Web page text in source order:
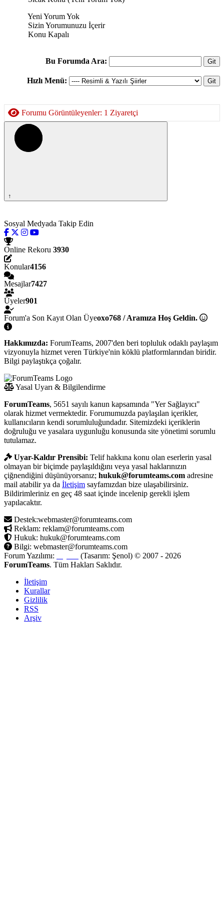
Yeni Yorum Yok
Sizin Yorumunuzu İçerir
Konu Kapalı
Bu Forumda Ara:
Hızlı Menü:
Forumu Görüntüleyenler: 1 Ziyaretçi
↑
Sosyal Medyada Takip Edin
Online Rekoru 3930
Konular4156
Mesajlar7427
Üyeler901
Forum'a Son Kayıt Olan Üyeoxo768 / Aramıza Hoş Geldin.
Hakkımızda: ForumTeams, 2007'den beri topluluk odaklı paylaşım
vizyonuyla hizmet veren Türkiye'nin köklü platformlarından biridir.
Bilgi paylaştıkça çoğalır.
Yasal Uyarı & Bilgilendirme
ForumTeams, 5651 sayılı kanun kapsamında "Yer Sağlayıcı"
olarak hizmet vermektedir. Forumumuzda paylaşılan içerikler,
kullanıcıların kendi sorumluluğundadır. Sitemizdeki içeriklerin
doğruluğu ve yasalara uygunluğu konusunda site yönetimi sorumlu
tutulamaz.
Uyar-Kaldır Prensibi: Telif hakkına konu olan eserlerin yasal
olmayan bir biçimde paylaşıldığını veya yasal haklarınızın
çiğnendiğini düşünüyorsanız; hukuk@forumteams.com adresine
mail atabilir ya da İletişim sayfamızdan bize ulaşabilirsiniz.
Bildirimleriniz en geç 48 saat içinde incelenip gerekli işlem
yapılacaktır.
Destek:webmaster@forumteams.com
Reklam: reklam@forumteams.com
Hukuk: hukuk@forumteams.com
Bilgi: webmaster@forumteams.com
Forum Yazılımı:
(Tasarım: Şenol) © 2007 - 2026
ForumTeams. Tüm Hakları Saklıdır.
İletişim
Kurallar
Gizlilik
RSS
Arşiv